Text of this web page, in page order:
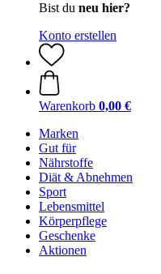
Bist du neu hier?
Konto erstellen
Warenkorb 0,00 €
Marken
Gut für
Nährstoffe
Diät & Abnehmen
Sport
Lebensmittel
Körperpflege
Geschenke
Aktionen